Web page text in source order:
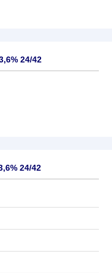
24/42
24/42